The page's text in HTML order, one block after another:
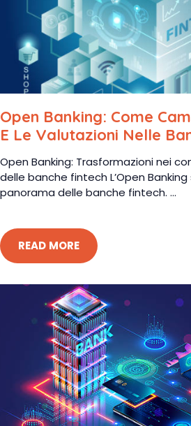
Open Banking: Come
E Le Valutazioni Nelle
Open Banking: Trasformazioni nei
delle banche fintech L’Open
panorama delle banche fintech. ...
READ MORE